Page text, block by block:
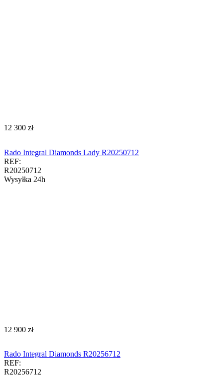
‍12 300‍ zł
Rado Integral Diamonds Lady R20250712
REF:
R20250712
Wysyłka 24h
‍12 900‍ zł
Rado Integral Diamonds R20256712
REF:
R20256712